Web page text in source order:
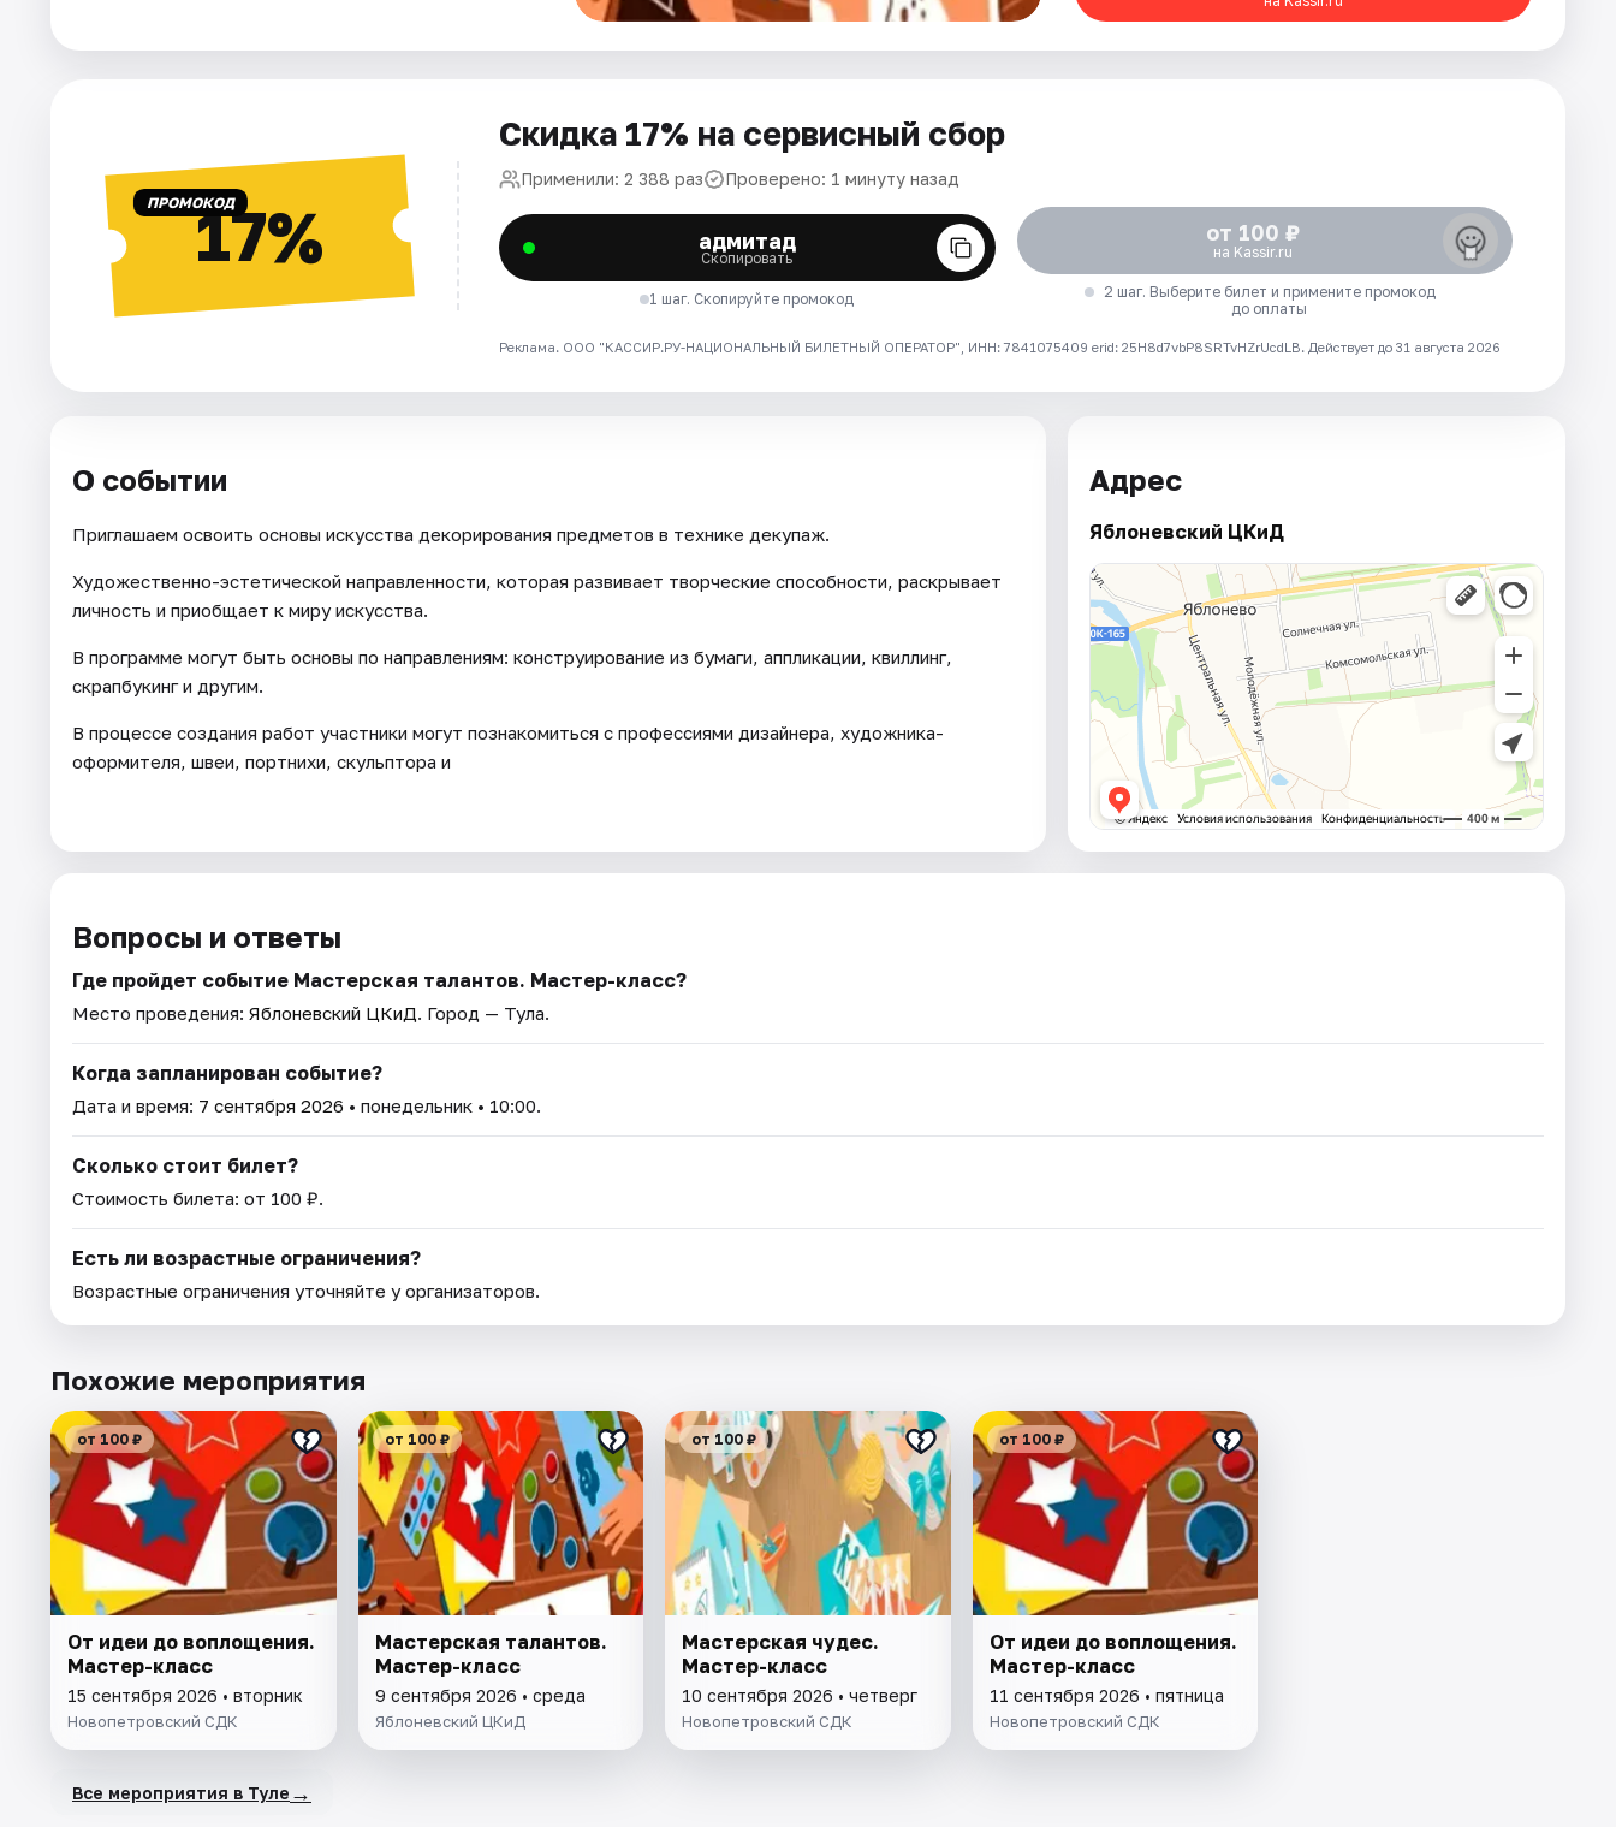
ПРОМОКОД17%
Скидка 17% на сервисный сбор
Применили: 2 388 раз Проверено: 1 минуту назад
адмитад
Скопировать
1 шаг. Скопируйте промокод
от 100 ₽
на Kassir.ru
2 шаг. Выберите билет и примените промокод
до оплаты
Реклама. ООО "КАССИР.РУ-НАЦИОНАЛЬНЫЙ БИЛЕТНЫЙ ОПЕРАТОР", ИНН: 7841075409 erid: 25H8d7vbP8SRTvHZrUcdLB. Действует до 31 августа 2026
О событии
Приглашаем освоить основы искусства декорирования предметов в технике декупаж.
Художественно-эстетической направленности, которая развивает творческие способности, раскрывает
личность и приобщает к миру искусства.
В программе могут быть основы по направлениям: конструирование из бумаги, аппликации, квиллинг,
скрапбукинг и другим.
В процессе создания работ участники могут познакомиться с профессиями дизайнера, художника-
оформителя, швеи, портнихи, скульптора и
Адрес
Яблоневский ЦКиД
Вопросы и ответы
Где пройдет событие Мастерская талантов. Мастер-класс?
Место проведения: Яблоневский ЦКиД. Город — Тула.
Когда запланирован событие?
Дата и время: 7 сентября 2026 • понедельник • 10:00.
Сколько стоит билет?
Стоимость билета: от 100 ₽.
Есть ли возрастные ограничения?
Возрастные ограничения уточняйте у организаторов.
Похожие мероприятия
от 100 ₽
От идеи до воплощения.
Мастер-класс
15 сентября 2026 • вторник
Новопетровский СДК
от 100 ₽
Мастерская талантов.
Мастер-класс
9 сентября 2026 • среда
Яблоневский ЦКиД
от 100 ₽
Мастерская чудес.
Мастер-класс
10 сентября 2026 • четверг
Новопетровский СДК
от 100 ₽
От идеи до воплощения.
Мастер-класс
11 сентября 2026 • пятница
Новопетровский СДК
Все мероприятия в Туле →